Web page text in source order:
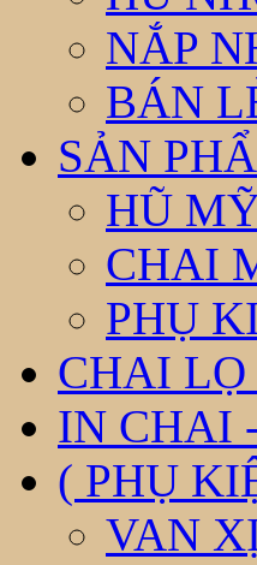
NẮP
BÁN
SẢN
HŨ
CHAI
PHỤ
CHAI LỌ
IN CHAI
( PHỤ
VAN